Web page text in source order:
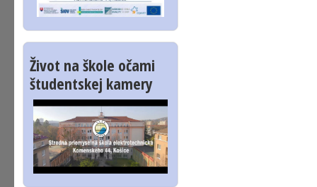
Život na škole očami
študentskej kamery